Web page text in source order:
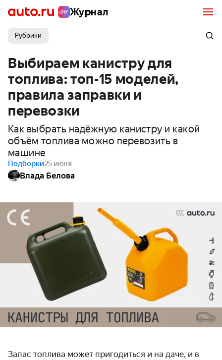
Журнал
Рубрики
Выбираем канистру для
топлива: топ-15 моделей,
правила заправки и
перевозки
Как выбрать надёжную канистру и какой
объём топлива можно перевозить в
машине
Подборки25 июня
Влада Белова
Запас топлива может пригодиться и на даче, и в